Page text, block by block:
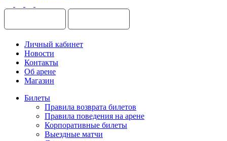
Личный кабинет
Новости
Контакты
Об арене
Магазин
Билеты
Правила возврата билетов
Правила поведения на арене
Корпоративные билеты
Выездные матчи